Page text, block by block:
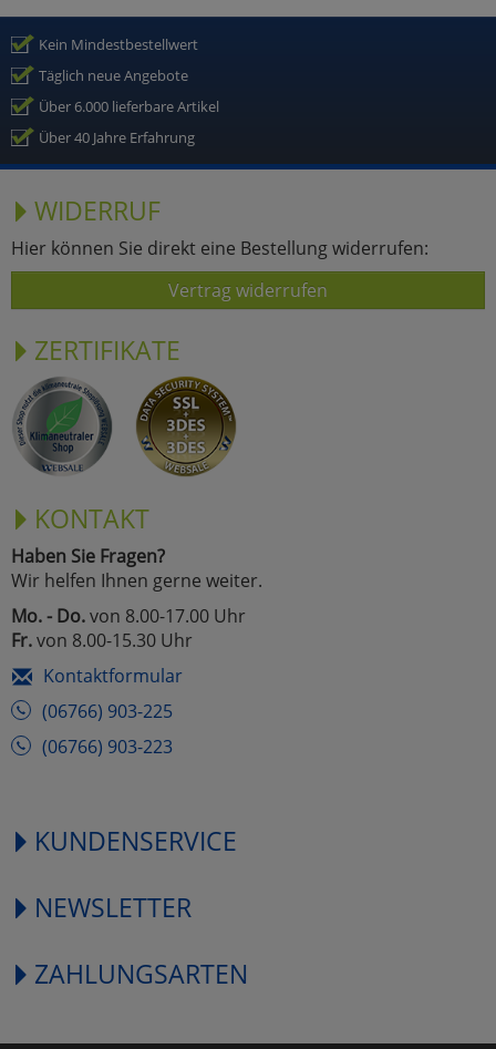
Kein Mindestbestellwert
Täglich neue Angebote
Über 6.000 lieferbare Artikel
Über 40 Jahre Erfahrung
WIDERRUF
Hier können Sie direkt eine Bestellung widerrufen:
Vertrag widerrufen
ZERTIFIKATE
KONTAKT
Haben Sie Fragen?
Wir helfen Ihnen gerne weiter.
Mo. - Do.von 8.00-17.00 Uhr
Fr.von 8.00-15.30 Uhr
Kontaktformular
(06766) 903-225
(06766) 903-223
KUNDENSERVICE
NEWSLETTER
ZAHLUNGSARTEN